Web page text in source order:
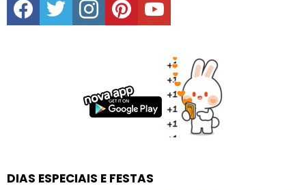
DIAS ESPECIAIS E FESTAS